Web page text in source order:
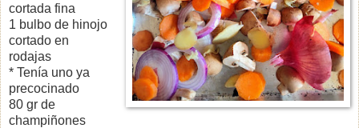
cortada fina
1 bulbo de hinojo
cortado en
rodajas
* Tenía uno ya
precocinado
80 gr de
champiñones